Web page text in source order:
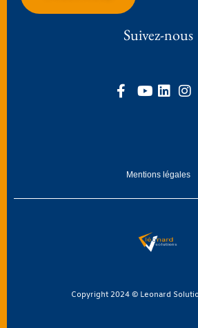
Suivez-nous
Mentions légales
Copyright 2024 © Leonard